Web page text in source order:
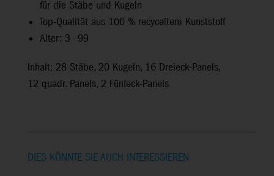
für die Stäbe und Kugeln
Top-Qualität aus 100 % recyceltem Kunststoff
Alter: 3 –99
Inhalt: 28 Stäbe, 20 Kugeln, 16 Dreieck-Panels,
12 quadr. Panels, 2 Fünfeck-Panels
DIES KÖNNTE SIE AUCH INTERESSIEREN